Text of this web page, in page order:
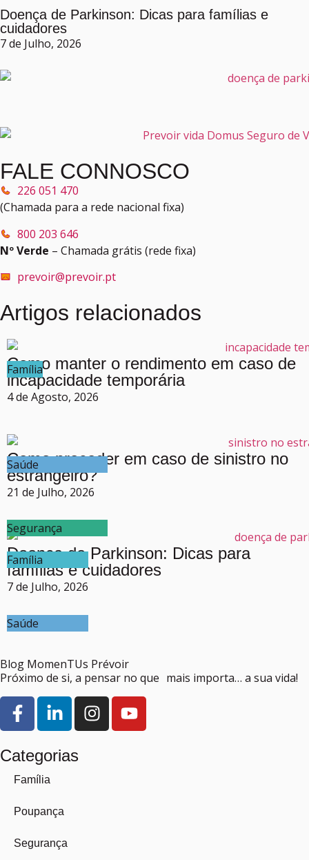
Doença de Parkinson: Dicas para famílias e
cuidadores
7 de Julho, 2026
FALE CONNOSCO
226 051 470
(Chamada para a rede nacional fixa)
800 203 646
Nº Verde – Chamada grátis (rede fixa)
prevoir@prevoir.pt
Artigos relacionados
Família
Como manter o rendimento em caso de
incapacidade temporária
4 de Agosto, 2026
Saúde
Segurança
Como proceder em caso de sinistro no
estrangeiro?
21 de Julho, 2026
Família
Saúde
Doença de Parkinson: Dicas para
famílias e cuidadores
7 de Julho, 2026
Blog MomenTUs Prévoir
Próximo de si, a pensar no que mais importa… a sua vida!
Categorias
Família
Poupança
Segurança